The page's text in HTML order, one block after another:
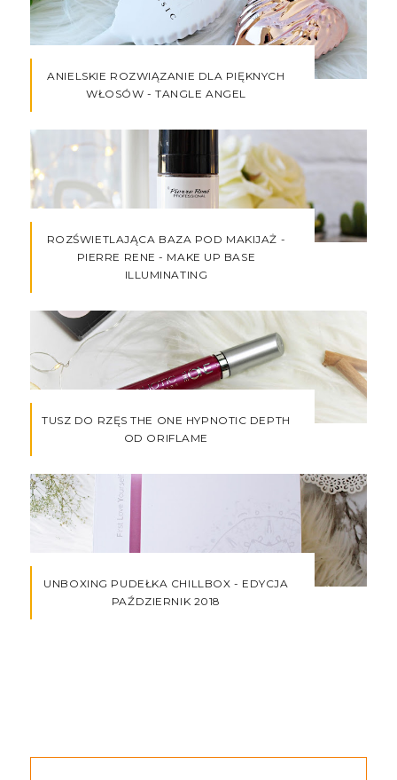
ANIELSKIE ROZWIĄZANIE DLA PIĘKNYCH
WŁOSÓW - TANGLE ANGEL
ROZŚWIETLAJĄCA BAZA POD MAKIJAŻ -
PIERRE RENE - MAKE UP BASE
ILLUMINATING
TUSZ DO RZĘS THE ONE HYPNOTIC DEPTH
OD ORIFLAME
UNBOXING PUDEŁKA CHILLBOX - EDYCJA
PAŹDZIERNIK 2018